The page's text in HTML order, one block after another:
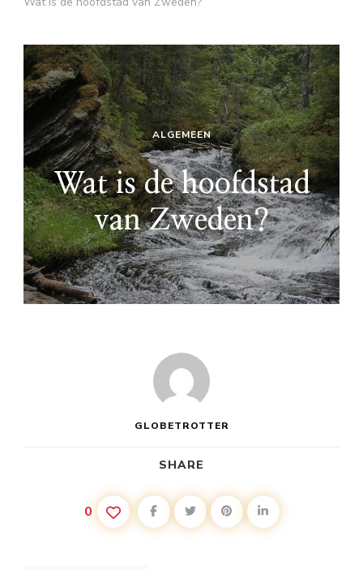
ALGEMEEN
Wat is de hoofdstad
van Zweden?
GLOBETROTTER
SHARE
0